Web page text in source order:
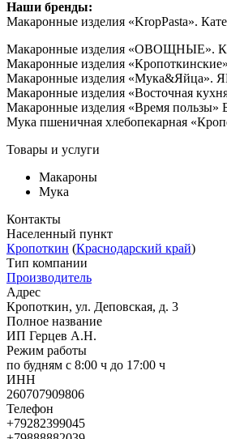
Наши бренды:
Макаронные изделия «KropPasta».
Макаронные изделия «ОВОЩНЫЕ».
Макаронные изделия
Макаронные изделия «Мука&Яйца».
Макаронные изделия «Восточная
Макаронные изделия «Время
Мука пшеничная хлебопекарная
Товары и услуги
Макароны
Мука
Контакты
Населенный пункт
Кропоткин (Краснодарский край)
Тип компании
Производитель
Адрес
Кропоткин, ул. Деповская, д. 3
Полное название
ИП Герцев А.Н.
Режим работы
по будням с 8:00 ч до 17:00 ч
ИНН
260707909806
Телефон
+79282399045